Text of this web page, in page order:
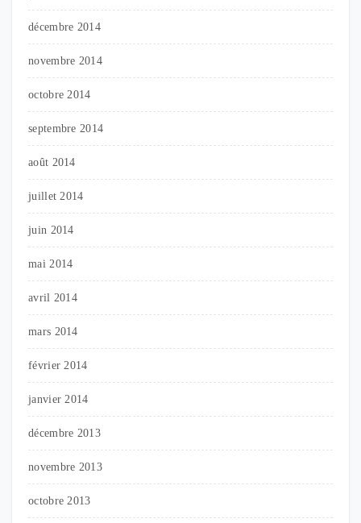
décembre 2014
novembre 2014
octobre 2014
septembre 2014
août 2014
juillet 2014
juin 2014
mai 2014
avril 2014
mars 2014
février 2014
janvier 2014
décembre 2013
novembre 2013
octobre 2013